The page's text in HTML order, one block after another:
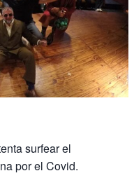
surfear el
por el Covid.